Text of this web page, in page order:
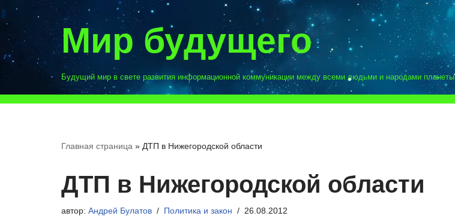
Перейти
к
содержимому
Мир будущего
Будущий мир в свете развития информационной коммуникации между всеми людьми и народами планеты
Главная страница » ДТП в Нижегородской области
ДТП в Нижегородской области
автор: Андрей Булатов Политика и закон 26.08.2012